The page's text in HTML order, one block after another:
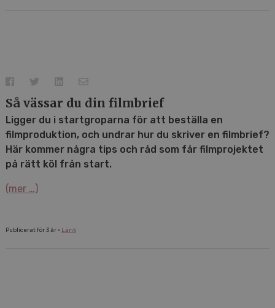
Så vässar du din filmbrief
Ligger du i startgroparna för att beställa en
filmproduktion, och undrar hur du skriver en filmbrief?
Här kommer några tips och råd som får filmprojektet
på rätt köl från start.
(mer …)
Publicerat för 3 år • Länk